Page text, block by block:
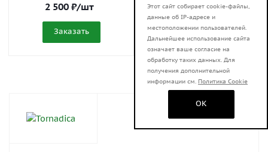
2 500 ₽/шт
Заказать
3 900₽/шт
Заказать
Этот сайт собирает cookie-файлы,
данные об IP-адресе и
местоположении пользователей.
Дальнейшее использование сайта
означает ваше согласие на
обработку таких данных. Для
получения дополнительной
информации см. Политика Cookie
OK